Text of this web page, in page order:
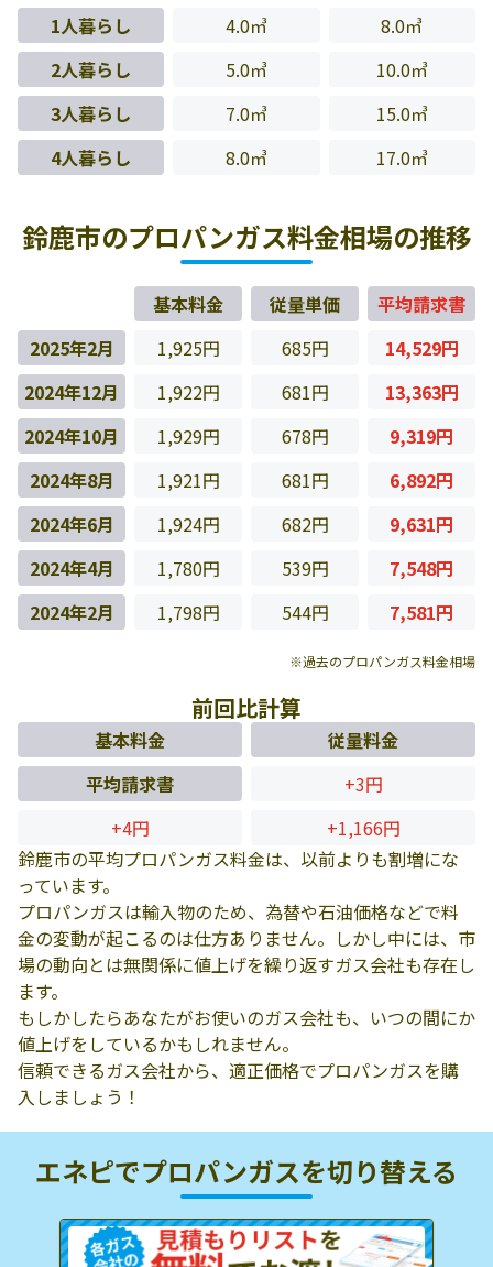
1人暮らし
4.0㎥
8.0㎥
2人暮らし
5.0㎥
10.0㎥
3人暮らし
7.0㎥
15.0㎥
4人暮らし
8.0㎥ 17.0㎥
鈴鹿市のプロパンガス料金相場の推移
基本料金 従量単価
平均請求書
2025年2月
1,925円 685円
14,529円
2024年12月
1,922円 681円
13,363円
2024年10月
1,929円 678円
9,319円
2024年8月
1,921円 681円
6,892円
2024年6月
1,924円 682円
9,631円
2024年4月
1,780円 539円
7,548円
2024年2月
1,798円 544円 7,581円
※過去のプロパンガス料金相場
前回比計算
基本料金
従量料金
平均請求書
+3円
+4円
+1,166円
鈴鹿市の平均プロパンガス料金は、以前よりも割増にな
っています。
プロパンガスは輸入物のため、為替や石油価格などで料
金の変動が起こるのは仕方ありません。しかし中には、市
場の動向とは無関係に値上げを繰り返すガス会社も存在し
ます。
もしかしたらあなたがお使いのガス会社も、いつの間にか
値上げをしているかもしれません。
信頼できるガス会社から、適正価格でプロパンガスを購
入しましょう！
エネピでプロパンガスを切り替える